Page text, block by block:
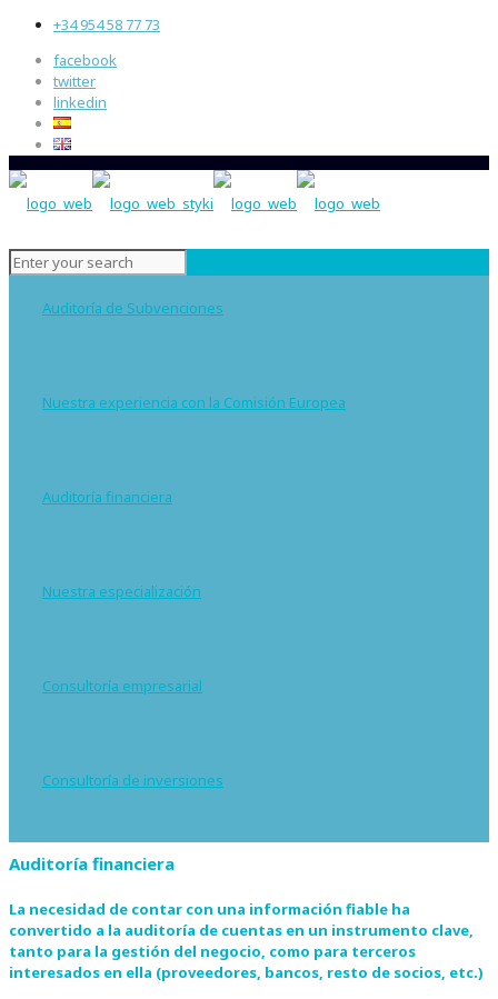
+34 954 58 77 73
facebook
twitter
linkedin
Auditoría de Subvenciones
Nuestra experiencia con la Comisión Europea
Auditoría financiera
Nuestra especialización
Consultoría empresarial
Consultoría de inversiones
Auditoría financiera
La necesidad de contar con una información fiable ha
convertido a la auditoría de cuentas en un instrumento clave,
tanto para la gestión del negocio, como para terceros
interesados en ella (proveedores, bancos, resto de socios, etc.)